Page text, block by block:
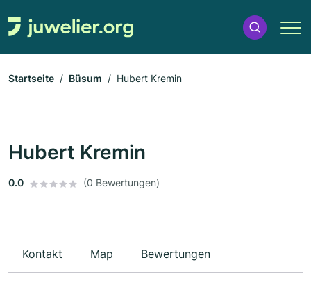
Startseite Büsum Hubert Kremin
Hubert Kremin
0.0 (0 Bewertungen)
Kontakt Map Bewertungen